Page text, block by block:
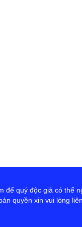
quý độc giả có thể
quyền xin vui lòng